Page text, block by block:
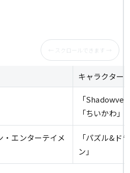
キャラクター
「
「ちいかわ」
・エンターテイメ
「パズル&ド
ン」